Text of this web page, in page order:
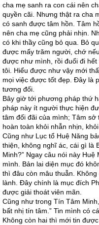
cha mẹ sanh ra con cái nên
quyền cãi. Nhưng thật ra cha
có sanh được tâm hồn. Tâm
nên cha mẹ cũng phải nhịn.
có khi thầy cũng bỏ qua. Bỏ
được mấy trăm người, chớ
được như mình, rồi đuổi đi
tôi. Hiểu được như vậy mới
mọi việc được tốt đẹp. Đây là
tương đối.
Bây giờ tới phương pháp thứ
pháp này ít người thực hiện
tâm đối đãi của mình; Tâm
hoàn toàn khỏi nhẫn nhịn,
Cũng như Lục tổ Huệ Năng
thiện, không nghĩ ác, cái gì là
Minh?” Ngay câu nói này
mình. Bản lai diện mục đó
thì đâu còn mâu thuẫn.
lành. Đây chính là mục đích
được giải thoát viên mãn.
Cũng như trong Tín Tâm
bất nhị tín tâm.” Tin mình có
Không còn hai thì mới tin